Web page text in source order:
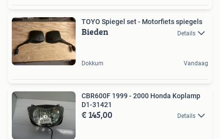
TOYO Spiegel set - Motorfiets spiegels
Bieden Details
Dokkum Vandaag
CBR600F 1999 - 2000 Honda Koplamp
D1-31421
€ 145,00 Details